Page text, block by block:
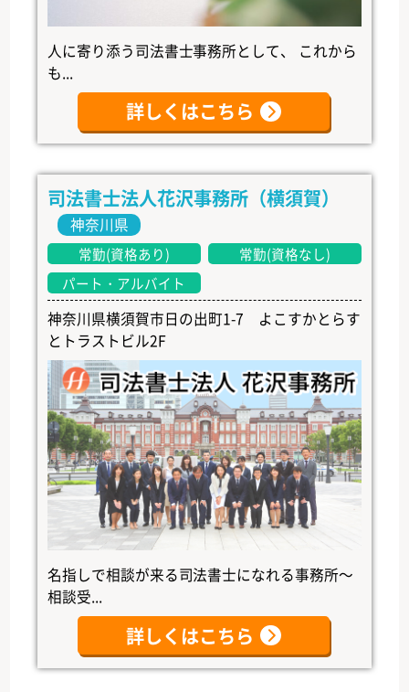
人に寄り添う司法書士事務所として、 これから
も...
詳しくはこちら
司法書士法人花沢事務所（横須賀）
神奈川県
常勤(資格あり)
常勤(資格なし)
パート・アルバイト
神奈川県横須賀市日の出町1-7 よこすかとらす
とトラストビル2F
名指しで相談が来る司法書士になれる事務所～
相談受...
詳しくはこちら